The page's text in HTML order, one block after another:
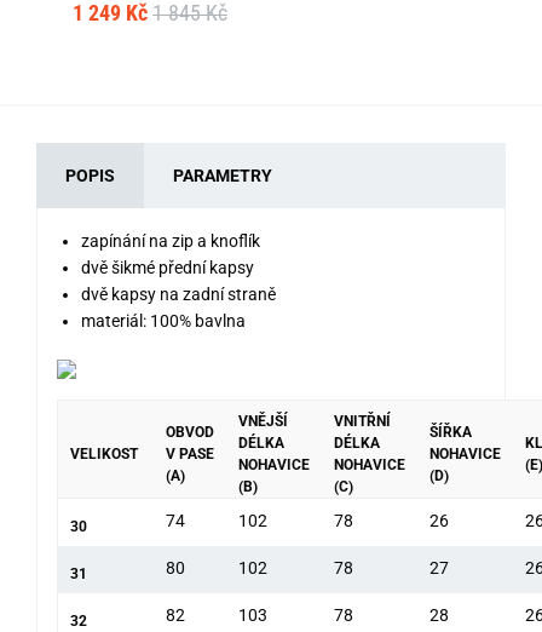
1 249 Kč 1 845 Kč
POPIS PARAMETRY
zapínání na zip a knoflík
dvě šikmé přední kapsy
dvě kapsy na zadní straně
materiál: 100% bavlna
VELIKOST
OBVOD
V PASE
(A)
VNĚJŠÍ
DÉLKA
NOHAVICE
(B)
VNITŘNÍ
DÉLKA
NOHAVICE
(C)
ŠÍŘKA
NOHAVICE
(D)
(E)
30 74 102 78 26
31 80 102 78 27
32 82 103 78 28